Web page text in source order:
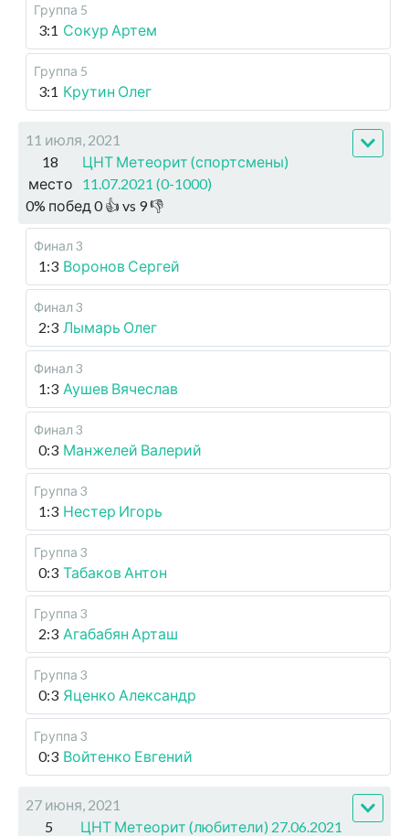
Группа 5
3:1 Сокур Артем
Группа 5
3:1 Крутин Олег
11 июля, 2021
18
место
ЦНТ Метеорит (спортсмены)
11.07.2021 (0-1000)
0% побед 0👍 vs 9👎
Финал 3
1:3 Воронов Сергей
Финал 3
2:3 Лымарь Олег
Финал 3
1:3 Аушев Вячеслав
Финал 3
0:3 Манжелей Валерий
Группа 3
1:3 Нестер Игорь
Группа 3
0:3 Табаков Антон
Группа 3
2:3 Агабабян Арташ
Группа 3
0:3 Яценко Александр
Группа 3
0:3 Войтенко Евгений
27 июня, 2021
5
ЦНТ Метеорит (любители) 27.06.2021